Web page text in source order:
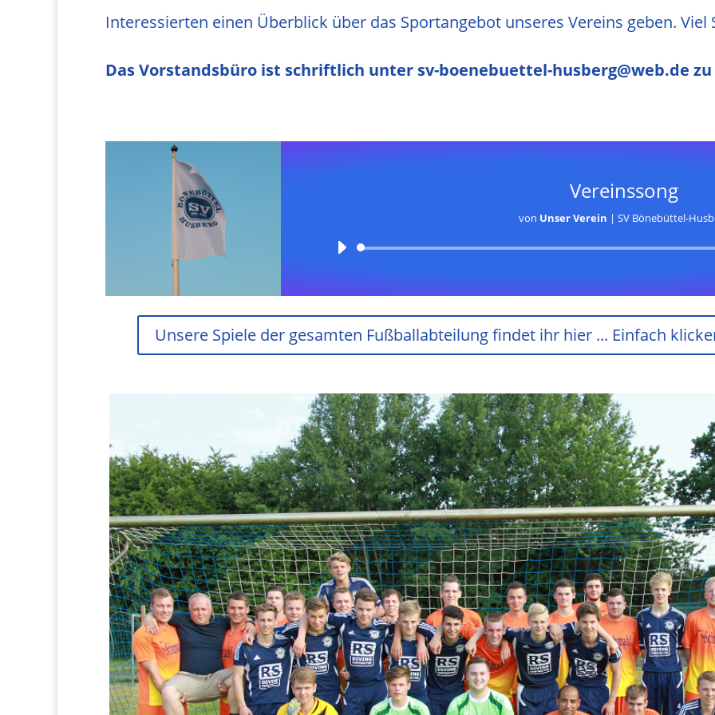
Interessierten einen Überblick über das Sportangebot unseres Vereins geben. Viel
Das Vorstandsbüro ist schriftlich unter sv-boenebuettel-husberg@web.de
Vereinssong
von Unser Verein | SV Bönebüttel-
Audio-
Unsere Spiele der gesamten Fußballabteilung findet ihr hier ... Einfach